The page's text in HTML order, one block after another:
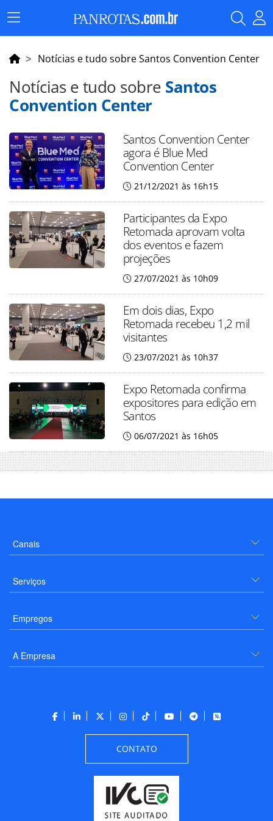
Menu
Principal
Notícias e tudo sobre Santos Convention Center
Notícias e tudo sobre Santos
Convention Center
Santos Convention Center
agora é Blue Med
Convention Center
21/12/2021 às 16h15
Participantes da Expo
Retomada aprovam volta
dos eventos e fazem
projeções
27/07/2021 às 10h09
Em dois dias, Expo
Retomada recebeu 1,2 mil
visitantes
23/07/2021 às 10h37
Expo Retomada confirma
expositores para edição em
Santos
06/07/2021 às 16h05
Canais
Serviços
Empregos
A Empresa
CONTATO